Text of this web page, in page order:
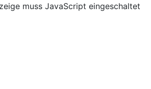
muss JavaScript eingeschaltet